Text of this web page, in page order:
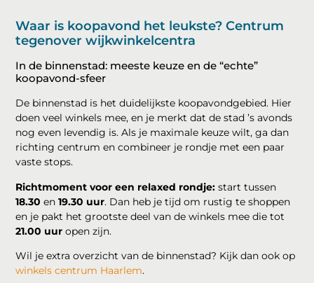
Waar is koopavond het leukste? Centrum
tegenover wijkwinkelcentra
In de binnenstad: meeste keuze en de “echte”
koopavond-sfeer
De binnenstad is het duidelijkste koopavondgebied. Hier
doen veel winkels mee, en je merkt dat de stad ’s avonds
nog even levendig is. Als je maximale keuze wilt, ga dan
richting centrum en combineer je rondje met een paar
vaste stops.
Richtmoment voor een relaxed rondje: start tussen
18.30 en19.30 uur. Dan heb je tijd om rustig te shoppen
en je pakt het grootste deel van de winkels mee die tot
21.00 uur open zijn.
Wil je extra overzicht van de binnenstad? Kijk dan ook op
winkels centrum Haarlem.